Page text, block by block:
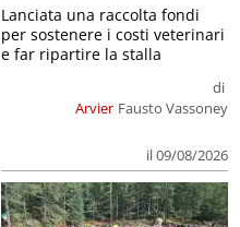
Arvier
di
Fausto Vassoney
il 09/08/2026
Lanciata una raccolta fondi
per sostenere i costi veterinari
e far ripartire la stalla